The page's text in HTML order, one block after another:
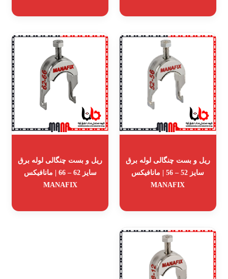
ریل و بست چنگالی لوله برق
سایز 52 – 56 | مانافیکس
MANAFIX
ریل و بست چنگالی لوله برق
سایز 62 – 66 | مانافیکس
MANAFIX